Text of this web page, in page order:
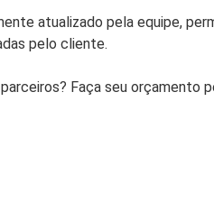
atualizado pela equipe,
pelo cliente.
Faça seu